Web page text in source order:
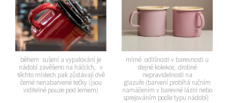
během sušení a vypalování je
nádobí zavěšeno na háčcích, v
těchto místech pak zůstávají dvě
černé nenabarvené tečky (jsou
viditelné pouze pod lemem)
mírné odlišnosti v barevnosti u
stejné kolekce, drobné
nepravidelnosti na
glazuře (barvení probíhá ručním
namáčením v barevné lázni nebo
sprejováním podle typu nádobí)